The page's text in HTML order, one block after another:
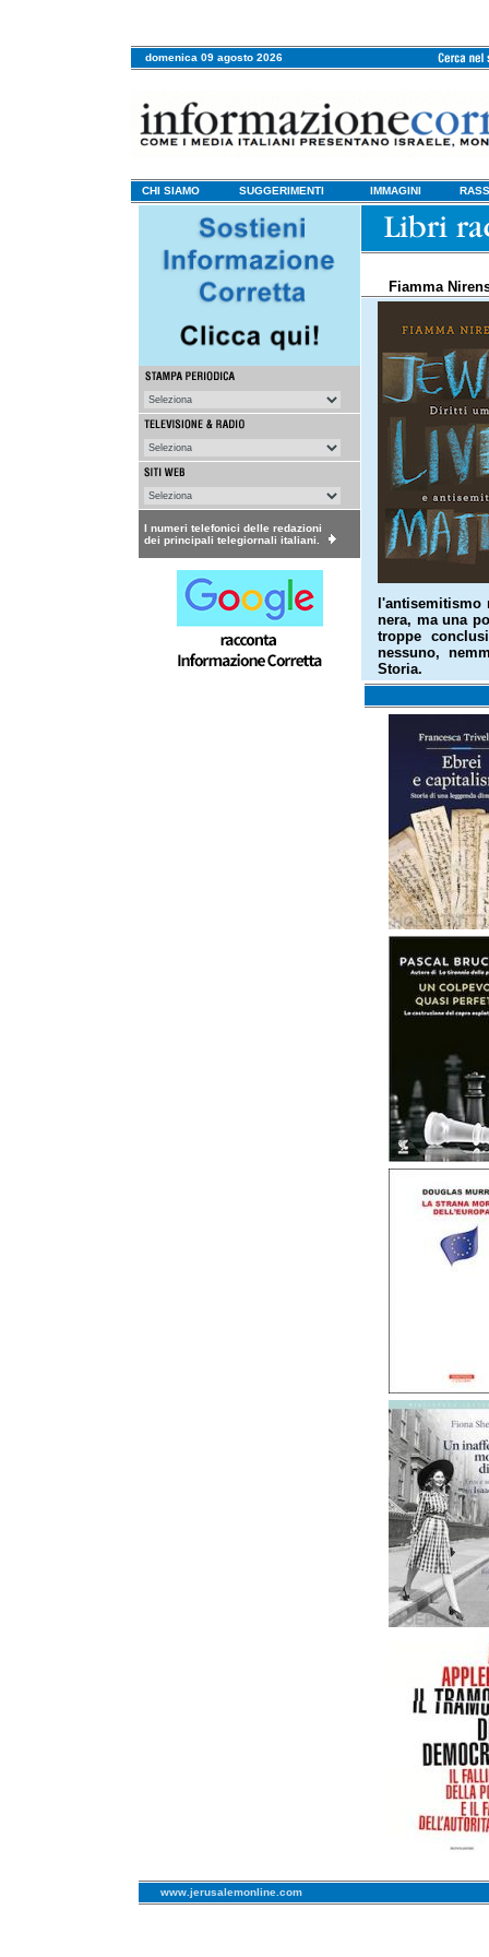
domenica 09 agosto 2026
CHI SIAMO SUGGERIMENTI IMMAGINI
I numeri telefonici delle redazioni
dei principali telegiornali italiani.
Fiamma
nera, ma una
troppe
nessuno,
Storia.
www.jerusalemonline.com